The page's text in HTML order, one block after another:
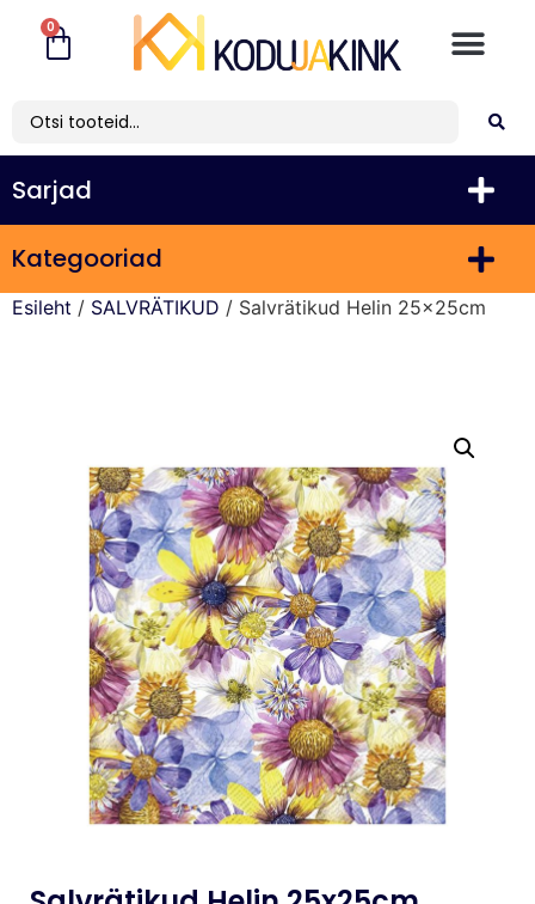
0
Sarjad
Kategooriad
Esileht / SALVRÄTIKUD / Salvrätikud Helin 25x25cm